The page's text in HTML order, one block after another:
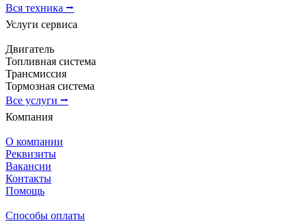
Вся техника ⭢
Услуги сервиса
Двигатель
Топливная система
Трансмиссия
Тормозная система
Все услуги ⭢
Компания
О компании
Реквизиты
Вакансии
Контакты
Помощь
Способы оплаты